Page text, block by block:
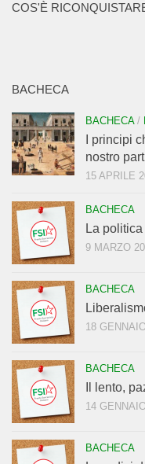
COS'È
BACHECA
BACHECA/
I principi
nostro
15 APRILE
BACHECA
La
9 MARZO
BACHECA
18
BACHECA
Il lento,
14
BACHECA